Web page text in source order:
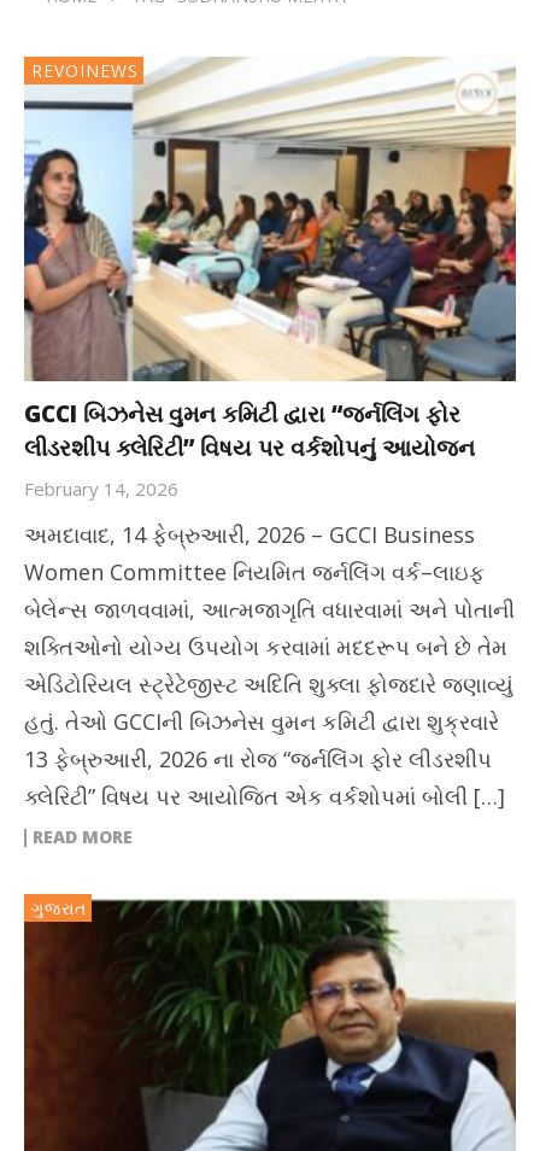
REVOINEWS
GCCI બિઝનેસ વુમન કમિટી દ્વારા “જર્નલિંગ ફોર
લીડરશીપ ક્લેરિટી” વિષય પર વર્કશોપનું આયોજન
February 14, 2026
અમદાવાદ, 14 ફેબ્રુઆરી, 2026 – GCCI Business
Women Committee નિયમિત જર્નલિંગ વર્ક–લાઇફ
બેલેન્સ જાળવવામાં, આત્મજાગૃતિ વધારવામાં અને પોતાની
શક્તિઓનો યોગ્ય ઉપયોગ કરવામાં મદદરૂપ બને છે તેમ
એડિટોરિયલ સ્ટ્રેટેજીસ્ટ અદિતિ શુક્લા ફોજદારે જણાવ્યું
હતું. તેઓ GCCIની બિઝનેસ વુમન કમિટી દ્વારા શુક્રવારે
13 ફેબ્રુઆરી, 2026 ના રોજ “જર્નલિંગ ફોર લીડરશીપ
ક્લેરિટી” વિષય પર આયોજિત એક વર્કશોપમાં બોલી […]
READ MORE
ગુજરાત